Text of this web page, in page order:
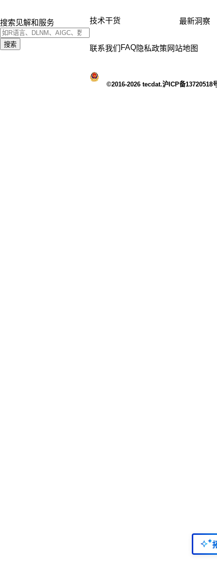
搜索见解和服务
搜索
技术干货 最新洞察
联系我们 FAQ隐私政策 网站地图
©2016-2026 tecdat.沪ICP备13720518